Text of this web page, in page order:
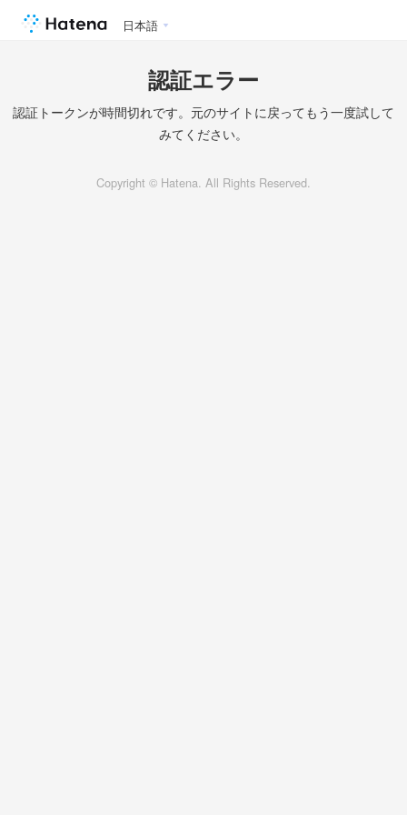
日本語
認証エラー
認証トークンが時間切れです。元のサイトに戻ってもう一度試して
みてください。
Copyright © Hatena. All Rights Reserved.